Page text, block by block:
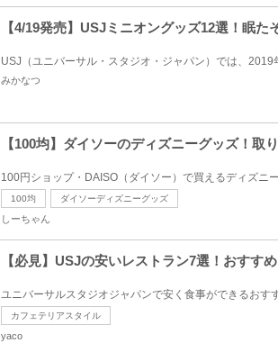
【4/19発売】USJミニオングッズ12選！眠
USJ（ユニバーサル・スタジオ・ジャパン）では、
みかなつ
【100均】ダイソーのディズニーグッズ！
100円ショップ・DAISO（ダイソー）で買えるディズニ
100均 ダイソーディズニーグッズ
しーちゃん
【必見】USJの安いレストラン7選！おすす
ユニバーサルスタジオジャパンで安く食事ができるおす
カフェテリアスタイル
yaco